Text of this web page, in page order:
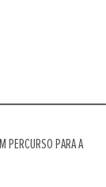
PERCURSO PARA A